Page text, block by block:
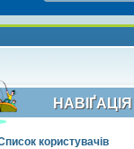
НАВІҐАЦІЯ
користувачів